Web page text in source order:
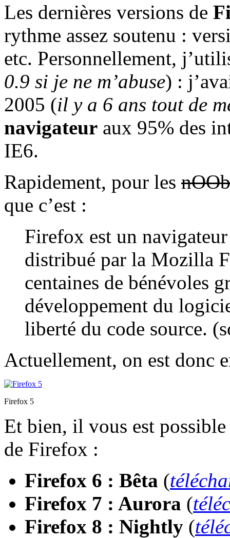
Les dernières versions de
rythme assez soutenu :
etc. Personnellement,
0.9 si je ne m’abuse) :
2005 (il y a 6 ans tout de
navigateur aux 95% des
IE6.
Rapidement, pour les
que c’est :
Firefox est un
distribué par la Mozilla
centaines de bénévoles
développement du
liberté du code source.
Actuellement, on est donc
Firefox 5
Et bien, il vous est
de Firefox :
Firefox 6 : Bêta (
Firefox 7 : Aurora (
Firefox 8 : Nightly (